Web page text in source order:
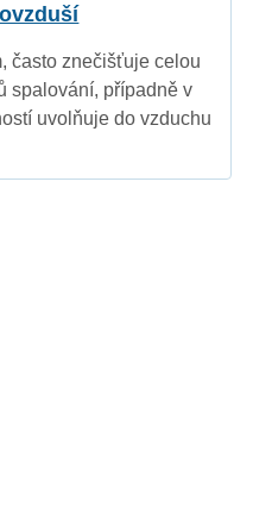
často znečišťuje celou
spalování, případně v
uvolňuje do vzduchu